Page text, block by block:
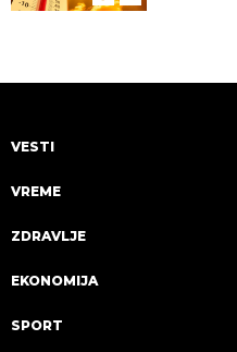
VESTI
VREME
ZDRAVLJE
EKONOMIJA
SPORT